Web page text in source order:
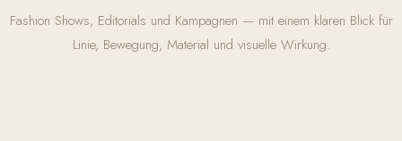
Fashion Shows, Editorials und Kampagnen — mit einem klaren Blick für
Linie, Bewegung, Material und visuelle Wirkung.